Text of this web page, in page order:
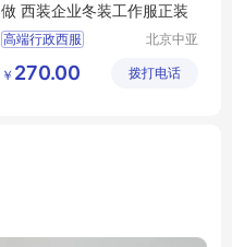
做 西装企业冬装工作服正装
高端行政西服
商务女士职业套装
北京中亚
限公司
￥ 270.00 拨打电话